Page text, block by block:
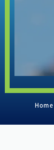
Home